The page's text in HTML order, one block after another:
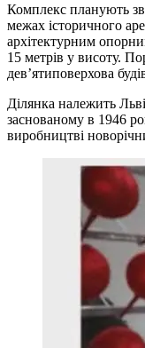
Комплекс планують
межах історичного
архітектурним
15 метрів у висоту.
дев’ятиповерхова
Ділянка належить
заснованому в 1946
виробництві